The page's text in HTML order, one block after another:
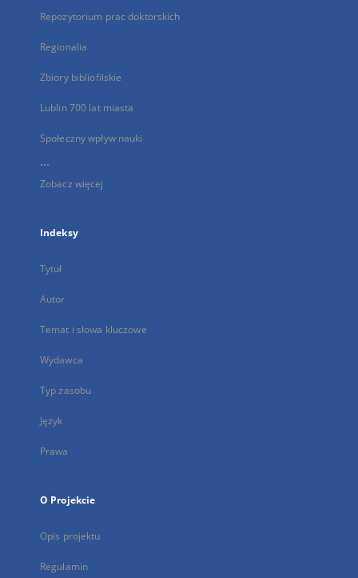
Repozytorium prac doktorskich
Regionalia
Zbiory bibliofilskie
Lublin 700 lat miasta
Społeczny wpływ nauki
...
Zobacz więcej
Indeksy
Tytuł
Autor
Temat i słowa kluczowe
Wydawca
Typ zasobu
Język
Prawa
O Projekcie
Opis projektu
Regulamin